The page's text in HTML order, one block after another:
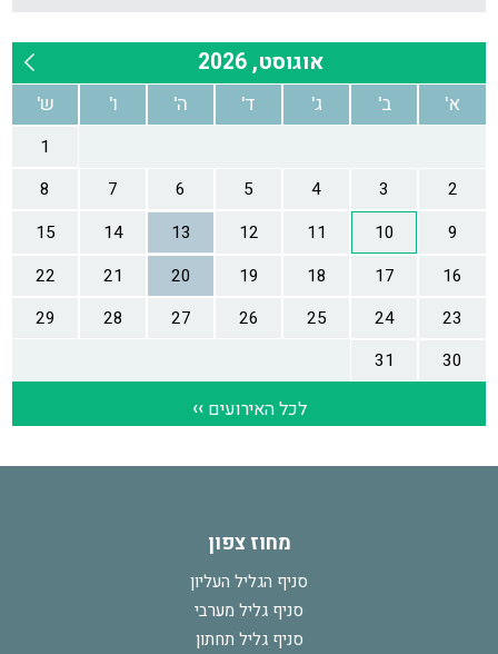
מחוז צפון
סניף הגליל העליון
סניף גליל מערבי
סניף גליל תחתון